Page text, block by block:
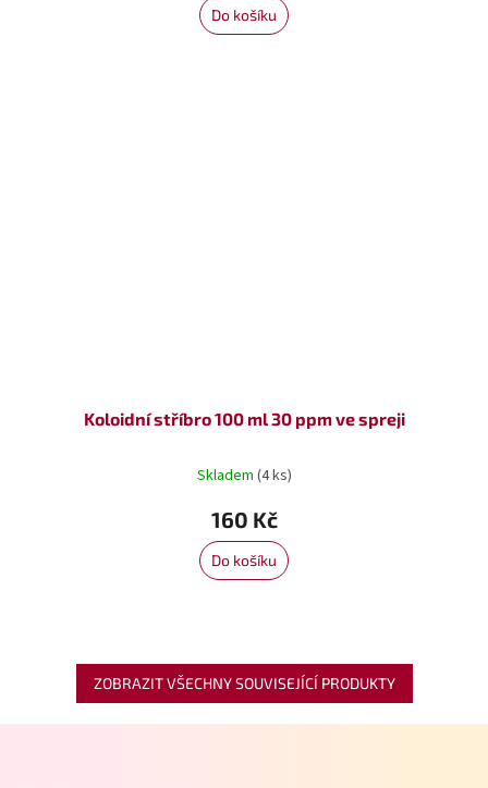
Do košíku
Koloidní stříbro 100 ml 30 ppm ve spreji
Skladem (4 ks)
160 Kč
Do košíku
ZOBRAZIT VŠECHNY SOUVISEJÍCÍ PRODUKTY